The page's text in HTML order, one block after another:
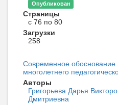
Опубликован
Страницы
с 76 по 80
Загрузки
258
Современное обоснование
многолетнего
Авторы
Григорьева Дарья
Дмитриевна